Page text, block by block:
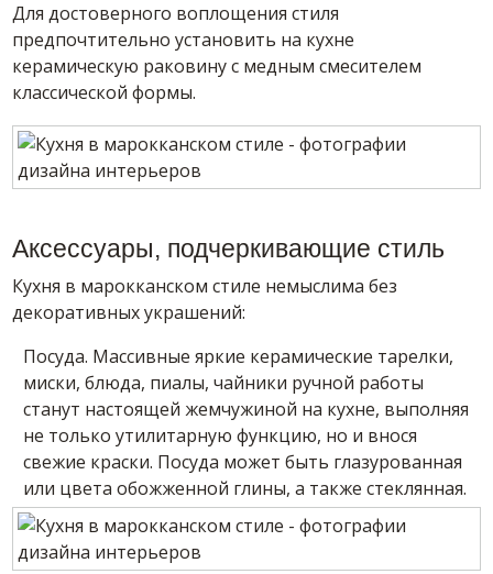
Для достоверного воплощения стиля
предпочтительно установить на кухне
керамическую раковину с медным смесителем
классической формы.
Аксессуары, подчеркивающие стиль
Кухня в марокканском стиле немыслима без
декоративных украшений:
Посуда. Массивные яркие керамические тарелки,
миски, блюда, пиалы, чайники ручной работы
станут настоящей жемчужиной на кухне, выполняя
не только утилитарную функцию, но и внося
свежие краски. Посуда может быть глазурованная
или цвета обожженной глины, а также стеклянная.